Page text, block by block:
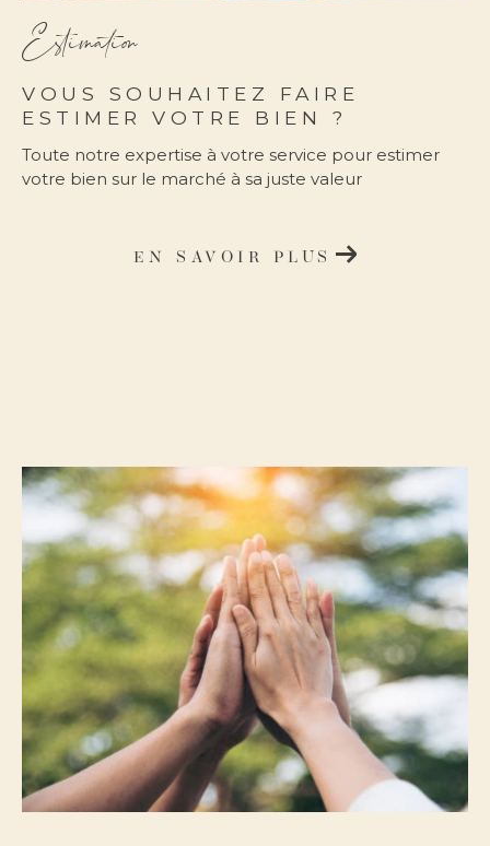
Estimation
VOUS SOUHAITEZ FAIRE
ESTIMER VOTRE BIEN ?
Toute notre expertise à votre service pour estimer
votre bien sur le marché à sa juste valeur
EN SAVOIR PLUS